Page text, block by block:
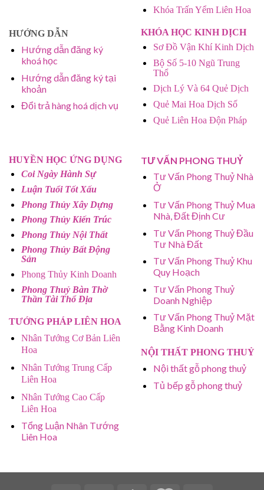
HƯỚNG DẪN
Hướng dẫn đăng ký
khoá học
Hướng dẫn đăng ký tại
khoản
Đổi trả hàng hoá dịch vụ
Khóa Trấn Yểm Liên Hoa
KHÓA HỌC KINH DỊCH
Sơ Đồ Vận Khí Kinh Dịch
Bộ Số 5-10 Ngũ Trung
Thổ
Dịch Lý Và 64 Quẻ Dịch
Quẻ Mai Hoa Dịch Số
Quẻ Liên Hoa Độn Pháp
HUYỀN HỌC ỨNG DỤNG
Coi Ngày Hành Sự
Luận Tuổi Tốt Xấu
Phong Thủy Xây Dựng
Phong Thủy Kiến Trúc
Phong Thủy Nội Thất
Phong Thủy Bất Động
Sản
Phong Thủy Kinh Doanh
Phong Thuỷ Bàn Thờ
Thần Tài Thổ Địa
TƯỚNG PHÁP LIÊN HOA
Nhân Tướng Cơ Bản Liên
Hoa
Nhân Tướng Trung Cấp
Liên Hoa
Nhân Tướng Cao Cấp
Liên Hoa
Tổng Luận Nhân Tướng
Liên Hoa
TƯ VẤN PHONG THUỶ
Tư Vấn Phong Thuỷ Nhà
Ở
Tư Vấn Phong Thuỷ Mua
Nhà, Đất Định Cư
Tư Vấn Phong Thuỷ Đầu
Tư Nhà Đất
Tư Vấn Phong Thuỷ Khu
Quy Hoạch
Tư Vấn Phong Thuỷ
Doanh Nghiệp
Tư Vấn Phong Thuỷ Mặt
Bằng Kinh Doanh
NỘI THẤT PHONG THUỶ
Nội thất gỗ phong thuỷ
Tủ bếp gỗ phong thuỷ